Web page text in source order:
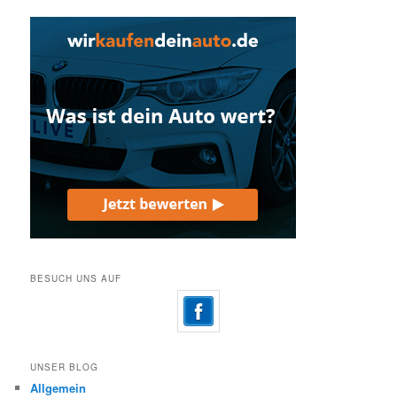
BESUCH UNS AUF
UNSER BLOG
Allgemein